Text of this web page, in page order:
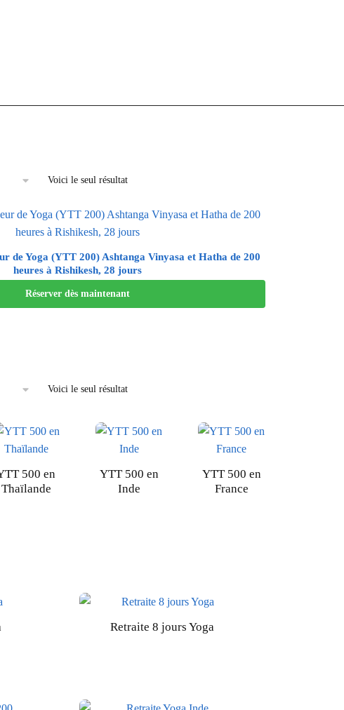
Voici le seul résultat
de Yoga (YTT 200) Ashtanga Vinyasa et Hatha de 200
heures à Rishikesh, 28 jours
Réserver dès maintenant
Voici le seul résultat
500 en
Thaïlande
YTT 500 en
Inde
YTT 500 en
France
Retraite 8 jours Yoga